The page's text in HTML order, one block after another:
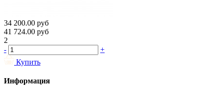
34 200.00 руб
41 724.00 руб
2
-
+
Купить
Информация